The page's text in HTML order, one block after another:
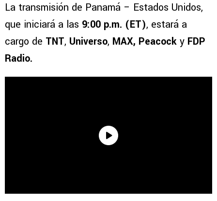
La transmisión de Panamá – Estados Unidos,
que iniciará a las 9:00 p.m. (ET), estará a
cargo de TNT, Universo, MAX, Peacock y FDP
Radio.